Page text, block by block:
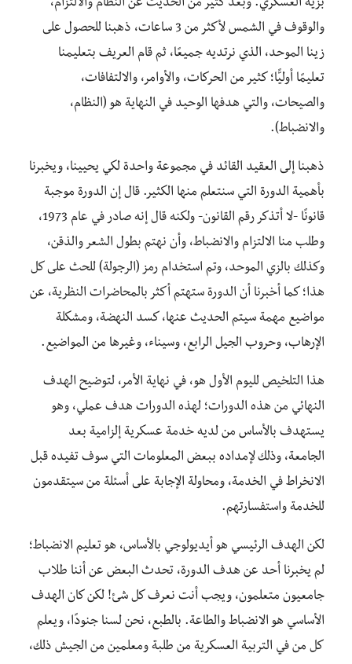
بزيه العسكري. وبعد كثير من الحديث عن النظام والالتزام،
والوقوف في الشمس لأكثر من 3 ساعات، ذهبنا للحصول على
زينا الموحد، الذي نرتديه جميعًا، ثم قام العريف بتعليمنا
تعليمًا أوليًّا؛ كثير من الحركات، والأوامر، والالتفافات،
والصيحات، والتي هدفها الوحيد في النهاية هو (النظام،
والانضباط).
ذهبنا إلى العقيد القائد في مجموعة واحدة لكي يحيينا، ويخبرنا
بأهمية الدورة التي سنتعلم منها الكثير. قال إن الدورة موجبة
قانونًا -لا أتذكر رقم القانون- ولكنه قال إنه صادر في عام 1973،
وطلب منا الالتزام والانضباط، وأن نهتم بطول الشعر والذقن،
وكذلك بالزي الموحد، وتم استخدام رمز (الرجولة) للحث على كل
هذا؛ كما أخبرنا أن الدورة ستهتم أكثر بالمحاضرات النظرية، عن
مواضيع مهمة سيتم الحديث عنها، كسد النهضة، ومشكلة
الإرهاب، وحروب الجيل الرابع، وسيناء، وغيرها من المواضيع.
هذا التلخيص لليوم الأول هو، في نهاية الأمر، لتوضيح الهدف
النهائي من هذه الدورات؛ لهذه الدورات هدف عملي، وهو
يستهدف بالأساس من لديه خدمة عسكرية إلزامية بعد
الجامعة، وذلك لإمداده ببعض المعلومات التي سوف تفيده قبل
الانخراط في الخدمة، ومحاولة الإجابة على أسئلة من سيتقدمون
للخدمة واستفسارتهم.
لكن الهدف الرئيسي هو أيديولوجي بالأساس، هو تعليم الانضباط؛
لم يخبرنا أحد عن هدف الدورة، تحدث البعض عن أننا طلاب
جامعيون متعلمون، ويجب أنت نعرف كل شئ! لكن كان الهدف
الأساسي هو الانضباط والطاعة. بالطبع، نحن لسنا جنودًا، ويعلم
كل من في التربية العسكرية من طلبة ومعلمين من الجيش ذلك،